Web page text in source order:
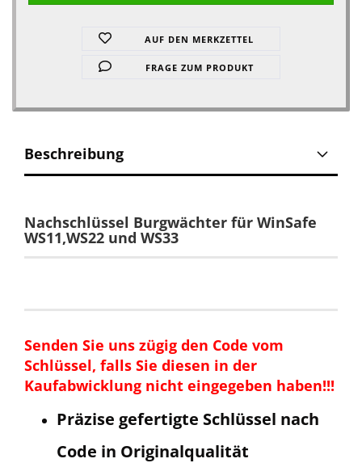
AUF DEN MERKZETTEL
FRAGE ZUM PRODUKT
Beschreibung
Nachschlüssel Burgwächter für WinSafe
WS11,WS22 und WS33
Senden Sie uns zügig den Code vom
Schlüssel, falls Sie diesen in der
Kaufabwicklung nicht eingegeben haben!!!
Präzise gefertigte Schlüssel nach
Code in Originalqualität